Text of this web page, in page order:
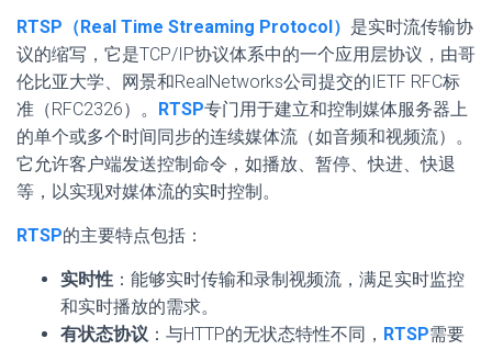
RTSP（Real Time Streaming Protocol） 是实时流传输协
议的缩写，它是TCP/IP协议体系中的一个应用层协议，由哥
伦比亚大学、网景和RealNetworks公司提交的IETF RFC标
准（RFC2326）。 RTSP专门用于建立和控制媒体服务器上
的单个或多个时间同步的连续媒体流（如音频和视频流）。
它允许客户端发送控制命令，如播放、暂停、快进、快退
等，以实现对媒体流的实时控制。
RTSP的主要特点包括：
实时性 ：能够实时传输和录制视频流，满足实时监控
和实时播放的需求。
有状态协议 ：与HTTP的无状态特性不同， RTSP需要